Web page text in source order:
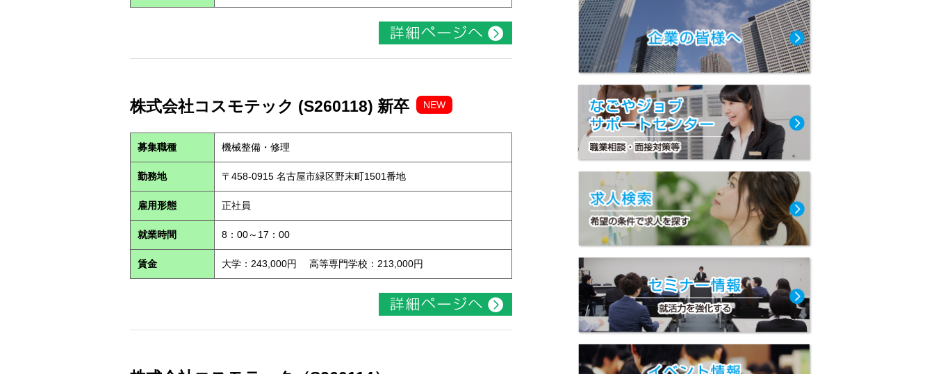
株式会社コスモテック (S260118) 新卒 NEW
募集職種 機械整備・修理
勤務地 〒458-0915 名古屋市緑区野末町1501番地
雇用形態 正社員
就業時間 8：00～17：00
賃金 大学：243,000円 高等専門学校：213,000円